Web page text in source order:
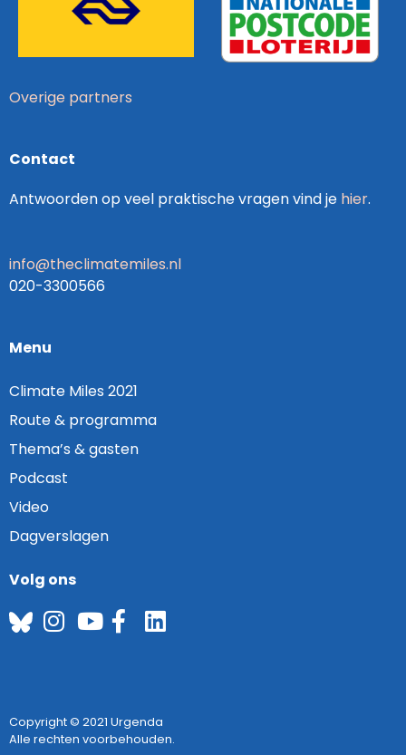
Overige partners
Contact
Antwoorden op veel praktische vragen vind je hier.
info@theclimatemiles.nl
020-3300566
Menu
Climate Miles 2021
Route & programma
Thema’s & gasten
Podcast
Video
Dagverslagen
Volg ons
Copyright © 2021 Urgenda
Alle rechten voorbehouden.